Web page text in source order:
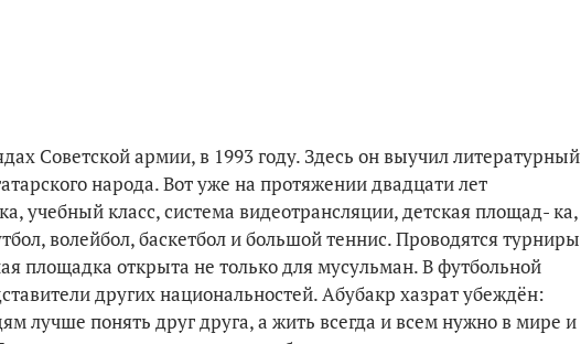
Советской армии, в 1993 году. Здесь он выучил литературный
народа. Вот уже на протяжении двадцати лет
учебный класс, система видеотрансляции, детская площад- ка,
волейбол, баскетбол и большой теннис. Проводятся турниры
площадка открыта не только для мусульман. В футбольной
других национальностей. Абубакр хазрат убеждён:
лучше понять друг друга, а жить всегда и всем нужно в мире и